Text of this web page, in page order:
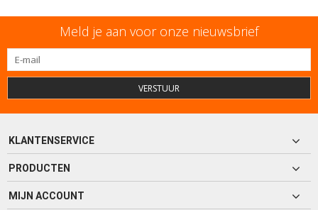
Meld je aan voor onze nieuwsbrief
VERSTUUR
KLANTENSERVICE
PRODUCTEN
MIJN ACCOUNT